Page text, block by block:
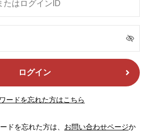
ログイン
ードを忘れた方はこちら
ドを忘れた方は、 お問い合わせページか